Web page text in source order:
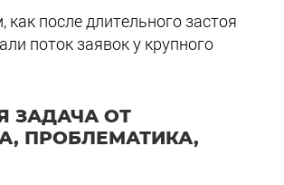
после длительного застоя
поток заявок у крупного
ЗАДАЧА ОТ
ПРОБЛЕМАТИКА,